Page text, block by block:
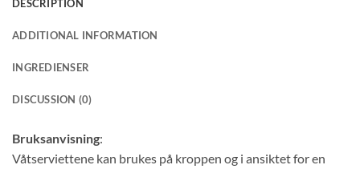
DESCRIPTION
ADDITIONAL INFORMATION
INGREDIENSER
DISCUSSION (0)
Bruksanvisning:
Våtserviettene kan brukes på kroppen og i ansiktet for en